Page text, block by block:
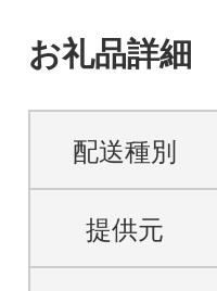
お礼品詳細
配送種別
提供元